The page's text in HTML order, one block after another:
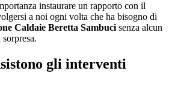
instaurare un rapporto con il
a noi ogni volta che ha bisogno di
Caldaie Beretta Sambuci senza alcun
sorpresa.
gli interventi